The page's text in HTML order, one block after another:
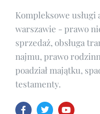
Kompleksowe usługi
warszawie - prawo
sprzedaż, obsługa
najmu, prawo
poadział majątku,
testamenty.